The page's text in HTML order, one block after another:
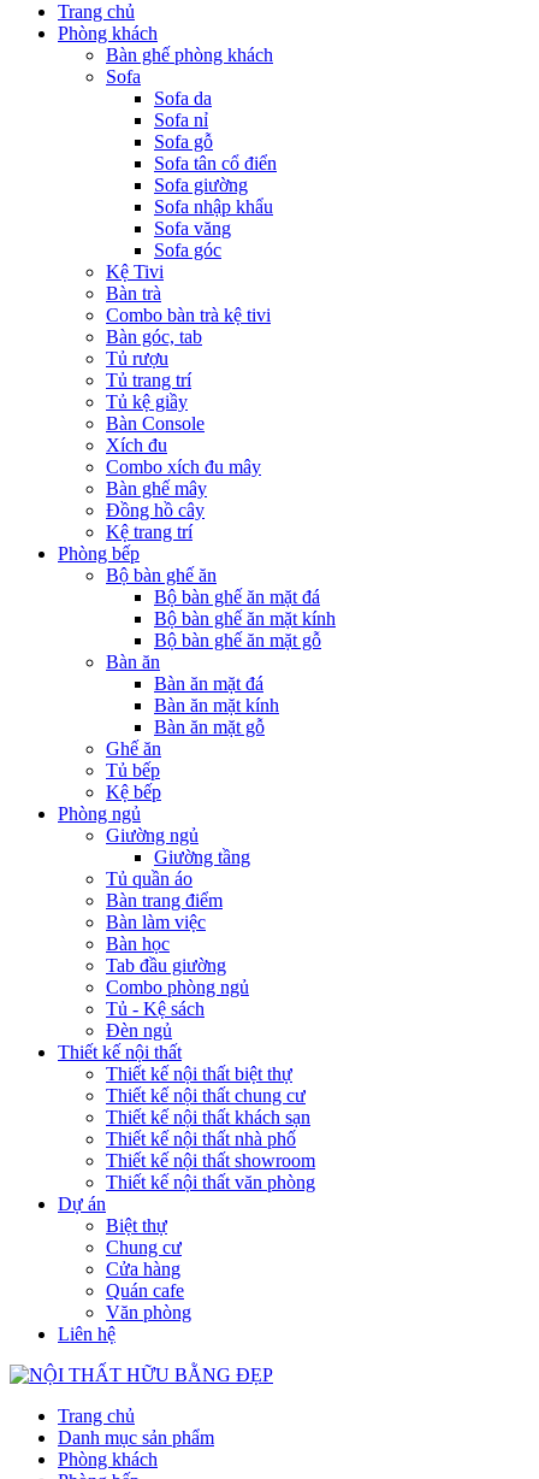
Trang chủ
Phòng khách
Bàn ghế phòng khách
Sofa
Sofa da
Sofa nỉ
Sofa gỗ
Sofa tân cổ điển
Sofa giường
Sofa nhập khẩu
Sofa văng
Sofa góc
Kệ Tivi
Bàn trà
Combo bàn trà kệ tivi
Bàn góc, tab
Tủ rượu
Tủ trang trí
Tủ kệ giầy
Bàn Console
Xích đu
Combo xích đu mây
Bàn ghế mây
Đồng hồ cây
Kệ trang trí
Phòng bếp
Bộ bàn ghế ăn
Bộ bàn ghế ăn mặt đá
Bộ bàn ghế ăn mặt kính
Bộ bàn ghế ăn mặt gỗ
Bàn ăn
Bàn ăn mặt đá
Bàn ăn mặt kính
Bàn ăn mặt gỗ
Ghế ăn
Tủ bếp
Kệ bếp
Phòng ngủ
Giường ngủ
Giường tầng
Tủ quần áo
Bàn trang điểm
Bàn làm việc
Bàn học
Tab đầu giường
Combo phòng ngủ
Tủ - Kệ sách
Đèn ngủ
Thiết kế nội thất
Thiết kế nội thất biệt thự
Thiết kế nội thất chung cư
Thiết kế nội thất khách sạn
Thiết kế nội thất nhà phố
Thiết kế nội thất showroom
Thiết kế nội thất văn phòng
Dự án
Biệt thự
Chung cư
Cửa hàng
Quán cafe
Văn phòng
Liên hệ
Trang chủ
Danh mục sản phẩm
Phòng khách